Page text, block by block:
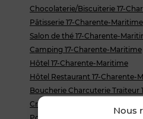
Nous
Chocolaterie/Biscuiterie 17-
Pâtisserie 17-Charente-Maritime
Salon de thé 17-Charente-
Camping 17-Charente-Maritime
Hôtel 17-Charente-Maritime
Hôtel Restaurant 17-Charente-
Boucherie Charcuterie Traiteur
Crèmerie/Fromagerie 17-